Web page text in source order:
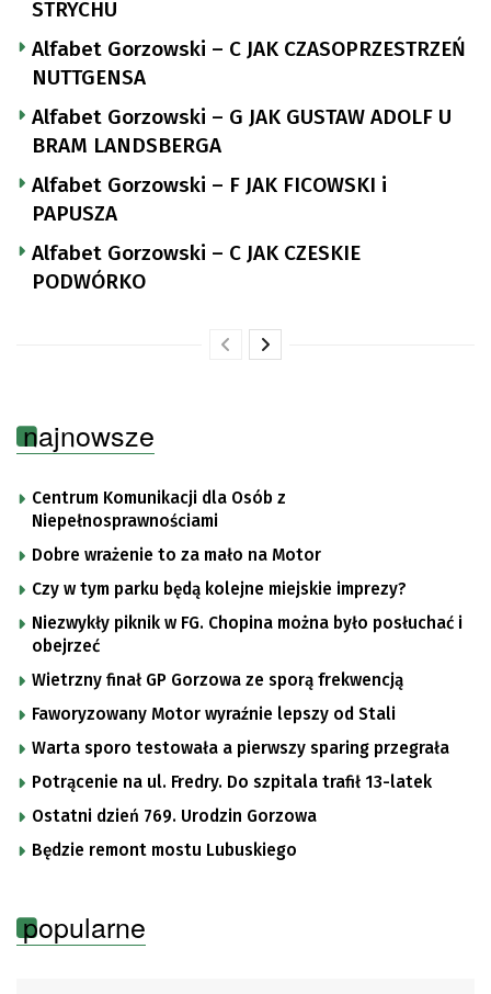
STRYCHU
Alfabet Gorzowski – C JAK CZASOPRZESTRZEŃ
NUTTGENSA
Alfabet Gorzowski – G JAK GUSTAW ADOLF U
BRAM LANDSBERGA
Alfabet Gorzowski – F JAK FICOWSKI i
PAPUSZA
Alfabet Gorzowski – C JAK CZESKIE
PODWÓRKO
najnowsze
Centrum Komunikacji dla Osób z
Niepełnosprawnościami
Dobre wrażenie to za mało na Motor
Czy w tym parku będą kolejne miejskie imprezy?
Niezwykły piknik w FG. Chopina można było posłuchać i
obejrzeć
Wietrzny finał GP Gorzowa ze sporą frekwencją
Faworyzowany Motor wyraźnie lepszy od Stali
Warta sporo testowała a pierwszy sparing przegrała
Potrącenie na ul. Fredry. Do szpitala trafił 13-latek
Ostatni dzień 769. Urodzin Gorzowa
Będzie remont mostu Lubuskiego
popularne